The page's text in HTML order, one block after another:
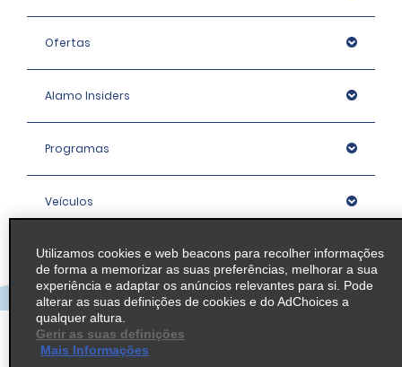
Ofertas
Alamo Insiders
Programas
Veículos
Agências
Empresa
Política / Mapa do Site
Utilizamos cookies e web beacons para recolher informações
de forma a memorizar as suas preferências, melhorar a sua
experiência e adaptar os anúncios relevantes para si. Pode
alterar as suas definições de cookies e do AdChoices a
qualquer altura.
Gerir as suas definições
Mais Informações